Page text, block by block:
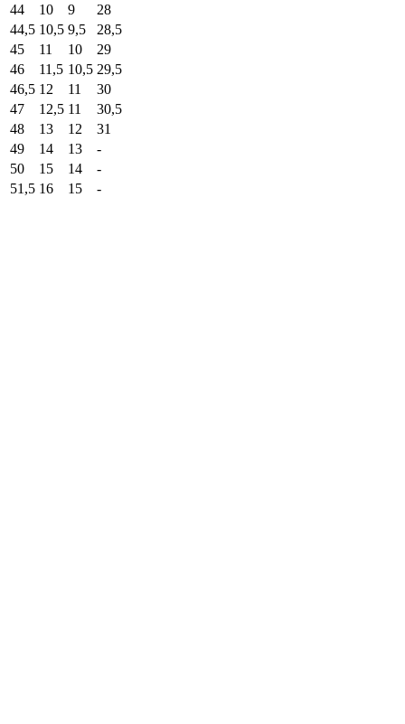
44
10 9
28
44,5 10,5 9,5
28,5
45
11 10
29
46
11,5 10,5 29,5
46,5 12 11
30
47
12,5 11
30,5
48
13 12
31
49
14 13
-
50
15 14
-
51,5 16 15 -